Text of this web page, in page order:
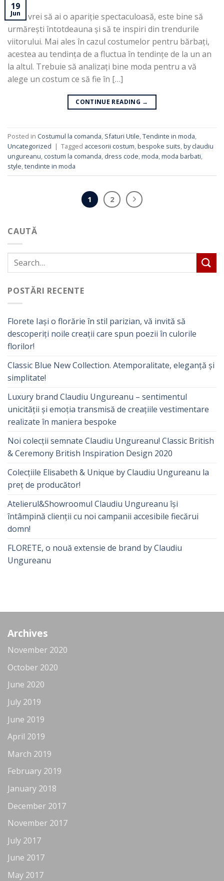
CAUTĂ
POSTĂRI RECENTE
Florete Iași o florărie în stil parizian, vă invită să
descoperiți noile creații care spun poezii în culorile
florilor!
Classic Blue New Collection. Atemporalitate, eleganță și
simplitate!
Luxury brand Claudiu Ungureanu – sentimentul
unicității și emoția transmisă de creațiile vestimentare
realizate în maniera bespoke
Noi colecții semnate Claudiu Ungureanu! Classic British
& Ceremony British Inspiration Design 2020
Colecțiile Elisabeth & Unique by Claudiu Ungureanu la
preț de producător!
Atelierul&Showroomul Claudiu Ungureanu își
întâmpină clienții cu noi campanii accesibile fiecărui
domn!
FLORETE, o nouă extensie de brand by Claudiu
Ungureanu
19
Jun
Dacă vrei să ai o apariție spectaculoasă, este bine să
urmărești întotdeauna și să te inspiri din trendurile
viitorului. Mai ales în cazul costumelor pentru bărbați,
acestea au tendința de a fluctua în tendințe de la un an
la altul. Trebuie să analizați bine moda pentru a vă
alege un costum ce să fie în […]
CONTINUE READING →
Posted in Costumul la comanda, Sfaturi Utile,Tendinte in moda,
Uncategorized | Tagged accesorii costum,bespoke suits,by claudiu
ungureanu, costum la comanda, dress code,moda,moda barbati,
style,tendinte in moda
1 2
Archives
November 2020
October 2020
June 2020
July 2019
June 2019
April 2019
March 2019
February 2019
January 2018
December 2017
November 2017
July 2017
June 2017
May 2017